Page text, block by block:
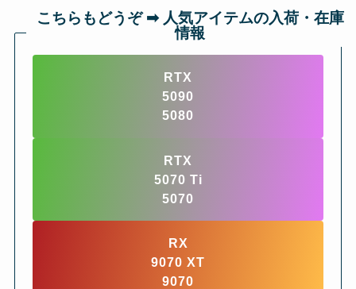
こちらもどうぞ ➡︎ 人気アイテムの入荷・在庫
情報
RTX
5090
5080
RTX
5070 Ti
5070
RX
9070 XT
9070